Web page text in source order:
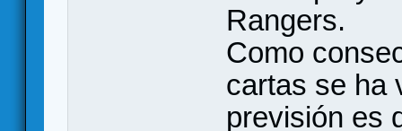
Rangers.
Como
cartas se ha
previsión es